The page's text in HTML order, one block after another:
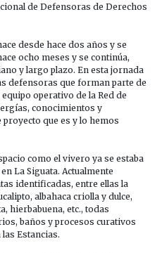
de Defensoras de Derechos
desde hace dos años y se
ocho meses y se continúa,
y largo plazo. En esta jornada
defensoras que forman parte de
operativo de la Red de
conocimientos y
que es y lo hemos
como el vivero ya se estaba
La Siguata. Actualmente
identificadas, entre ellas la
albahaca criolla y dulce,
hierbabuena, etc., todas
baños y procesos curativos
Estancias.